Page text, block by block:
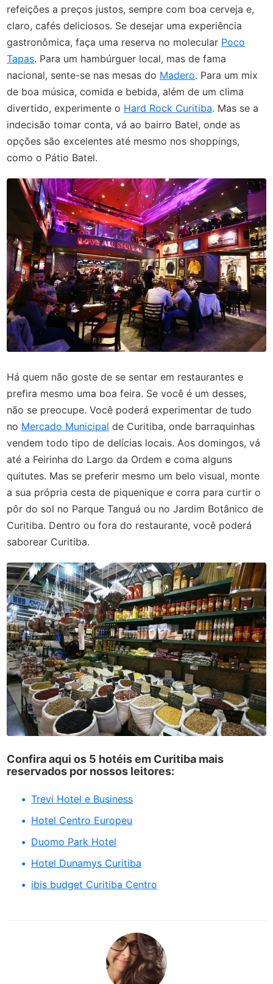
refeições a preços justos, sempre com boa cerveja e,
claro, cafés deliciosos. Se desejar uma experiência
gastronômica, faça uma reserva no molecular Poco
Tapas. Para um hambúrguer local, mas de fama
nacional, sente-se nas mesas do Madero. Para um mix
de boa música, comida e bebida, além de um clima
divertido, experimente o Hard Rock Curitiba. Mas se a
indecisão tomar conta, vá ao bairro Batel, onde as
opções são excelentes até mesmo nos shoppings,
como o Pátio Batel.
Há quem não goste de se sentar em restaurantes e
prefira mesmo uma boa feira. Se você é um desses,
não se preocupe. Você poderá experimentar de tudo
no Mercado Municipal de Curitiba, onde barraquinhas
vendem todo tipo de delícias locais. Aos domingos, vá
até a Feirinha do Largo da Ordem e coma alguns
quitutes. Mas se preferir mesmo um belo visual, monte
a sua própria cesta de piquenique e corra para curtir o
pôr do sol no Parque Tanguá ou no Jardim Botânico de
Curitiba. Dentro ou fora do restaurante, você poderá
saborear Curitiba.
Confira aqui os 5 hotéis em Curitiba mais
reservados por nossos leitores:
Trevi Hotel e Business
Hotel Centro Europeu
Duomo Park Hotel
Hotel Dunamys Curitiba
ibis budget Curitiba Centro